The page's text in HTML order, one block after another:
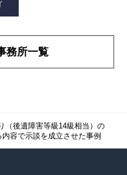
務所一覧
（後遺障害等級14級相当）の
容で示談を成立させた事例